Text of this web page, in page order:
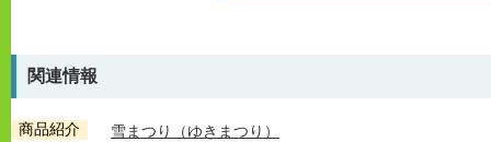
関連情報
商品紹介 雪まつり（ゆきまつり）